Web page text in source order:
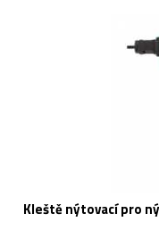
Kleště nýtovací pro